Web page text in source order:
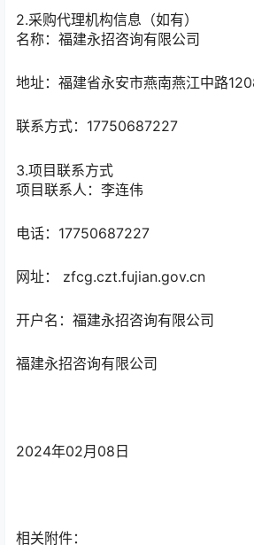
2.采购代理机构信息（如有）
名称： 福建永招咨询有限公司
地址： 福建省永安市燕南燕江中路
联系方式： 17750687227
3.项目联系方式
项目联系人： 李连伟
电话： 17750687227
网址： zfcg.czt.fujian.gov.cn
开户名： 福建永招咨询有限公司
福建永招咨询有限公司
2024年02月08日
相关附件：